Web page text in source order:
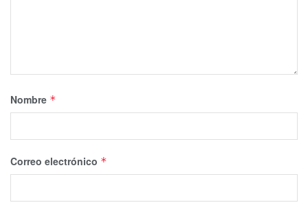
Nombre *
Correo electrónico *